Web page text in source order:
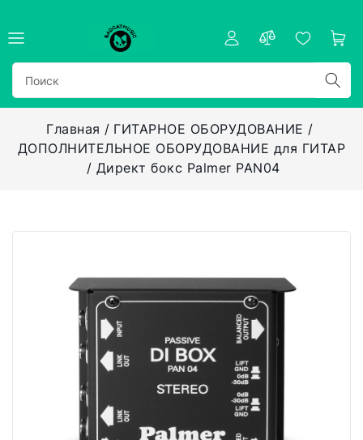
Главная
ГИТАРНОЕ ОБОРУДОВАНИЕ
ДОПОЛНИТЕЛЬНОЕ ОБОРУДОВАНИЕ для ГИТАР
Директ бокс Palmer PAN04